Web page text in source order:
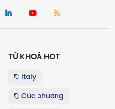
TỪ KHOÁ HOT
Italy
Cúc phương